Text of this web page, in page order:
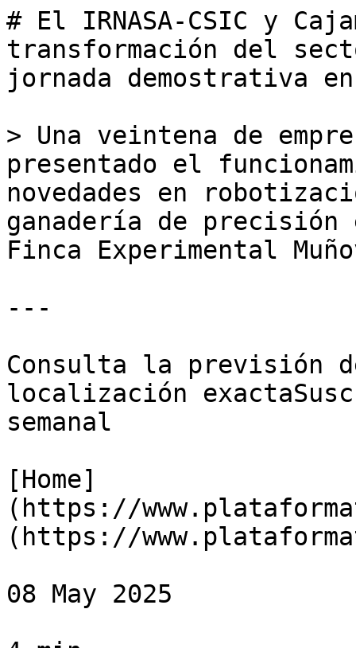
# El IRNASA-CSIC y
transformación del
jornada demostrativa en
> Una veintena de
presentado el
novedades en
ganadería de
Finca Experimental
---
Consulta la previsión
localización
semanal
[Home]
(https://
(https://
08 May 2025